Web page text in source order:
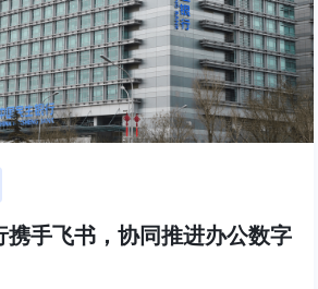
行携手飞书，协同推进办公数字